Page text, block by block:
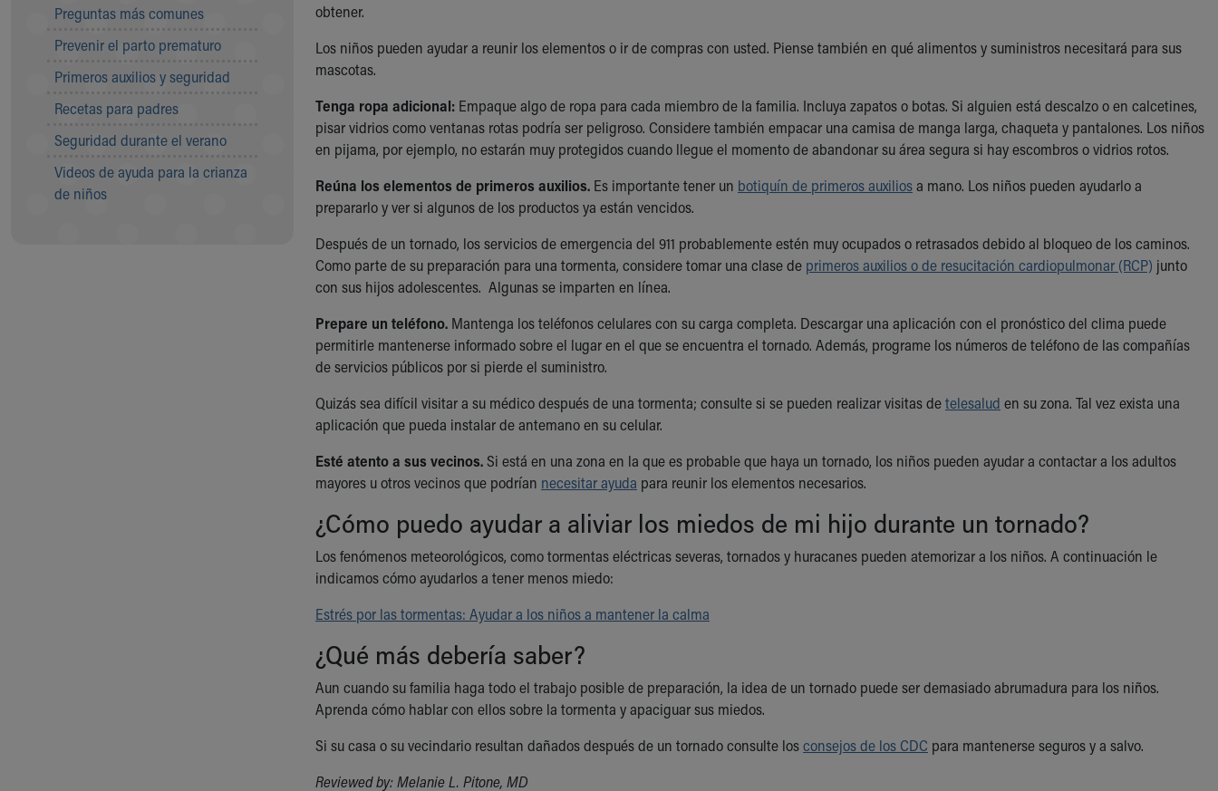
Department of Public Safety
Health Info
Health Information
Healthy Info, Healthy Kids
Inside Children's Blog
KidsHealth Topics
Family Library
Educational Resources
Injury Prevention
Preguntas más comunes
Prevenir el parto prematuro
Primeros auxilios y seguridad
Recetas para padres
Seguridad durante el verano
Videos de ayuda para la crianza
de niños
obtener.
Los niños pueden ayudar a reunir los elementos o ir de compras con usted. Piense también en qué alimentos y suministros necesitará para sus
mascotas.
Tenga ropa adicional: Empaque algo de ropa para cada miembro de la familia. Incluya zapatos o botas. Si alguien está descalzo o en calcetines,
pisar vidrios como ventanas rotas podría ser peligroso. Considere también empacar una camisa de manga larga, chaqueta y pantalones. Los niños
en pijama, por ejemplo, no estarán muy protegidos cuando llegue el momento de abandonar su área segura si hay escombros o vidrios rotos.
Reúna los elementos de primeros auxilios. Es importante tener un botiquín de primeros auxiliosa mano. Los niños pueden ayudarlo a
prepararlo y ver si algunos de los productos ya están vencidos.
Después de un tornado, los servicios de emergencia del 911 probablemente estén muy ocupados o retrasados debido al bloqueo de los caminos.
Como parte de su preparación para una tormenta, considere tomar una clase de primeros auxilios o de resucitación cardiopulmonar (RCP) junto
con sus hijos adolescentes. Algunas se imparten en línea.
Prepare un teléfono. Mantenga los teléfonos celulares con su carga completa. Descargar una aplicación con el pronóstico del clima puede
permitirle mantenerse informado sobre el lugar en el que se encuentra el tornado. Además, programe los números de teléfono de las compañías
de servicios públicos por si pierde el suministro.
Quizás sea difícil visitar a su médico después de una tormenta; consulte si se pueden realizar visitas detelesalud en su zona. Tal vez exista una
aplicación que pueda instalar de antemano en su celular.
Esté atento a sus vecinos. Si está en una zona en la que es probable que haya un tornado, los niños pueden ayudar a contactar a los adultos
mayores u otros vecinos que podrían necesitar ayuda para reunir los elementos necesarios.
¿Cómo puedo ayudar a aliviar los miedos de mi hijo durante un tornado?
Los fenómenos meteorológicos, como tormentas eléctricas severas, tornados y huracanes pueden atemorizar a los niños. A continuación le
indicamos cómo ayudarlos a tener menos miedo:
Estrés por las tormentas: Ayudar a los niños a mantener la calma
¿Qué más debería saber?
Aun cuando su familia haga todo el trabajo posible de preparación, la idea de un tornado puede ser demasiado abrumadura para los niños.
Aprenda cómo hablar con ellos sobre la tormenta y apaciguar sus miedos.
Si su casa o su vecindario resultan dañados después de un tornado consulte losconsejos de los CDC para mantenerse seguros y a salvo.
Reviewed by: Melanie L. Pitone, MD